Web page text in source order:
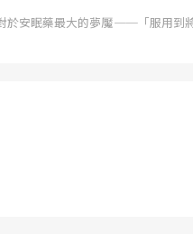
於安眠藥最大的夢魘 ──「服用到